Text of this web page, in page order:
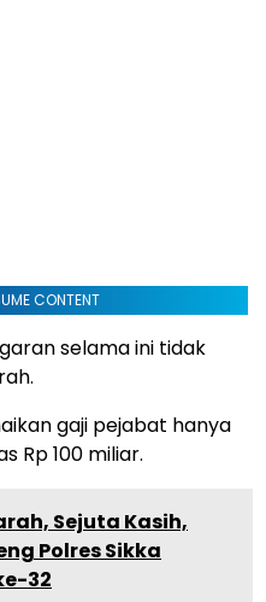
CONTENT
selama ini tidak
gaji pejabat hanya
Rp 100 miliar.
Sejuta Kasih,
Polres Sikka
32